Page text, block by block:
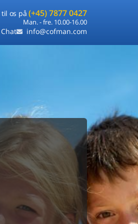
til os på (+45) 7877 0427
Man. - fre. 10.00-16.00
Chat info@cofman.com